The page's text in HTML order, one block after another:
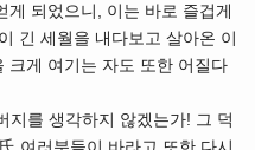
게 되었으니, 이는 바로 즐겁게
긴 세월을 내다보고 살아온 이
크게 여기는 자도 또한 어질다
지를 생각하지 않겠는가! 그 덕